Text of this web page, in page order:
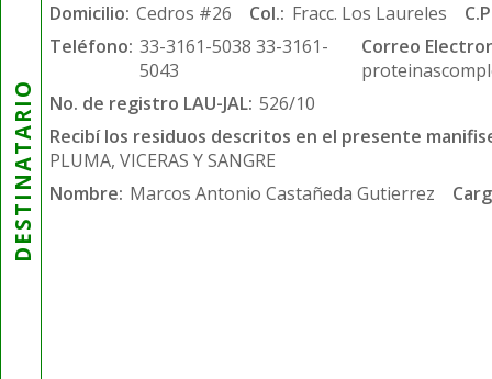
DESTINATARIO
Domicilio: Cedros #26 Col.: Fracc. Los Laureles
Teléfono: 33-3161-5038 33-3161-
5043
Correo
No. de registro LAU-JAL: 526/10
Recibí los residuos descritos en el presente
PLUMA, VICERAS Y SANGRE
Nombre: Marcos Antonio Castañeda Gutierrez